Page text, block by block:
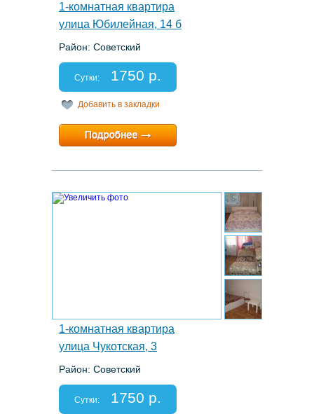
1-комнатная квартира
улица Юбилейная, 14 б
Район: Советский
Спальных мест: 2+2
Отчетные документы: есть
Сутки: 1750 р.
Добавить в закладки
Минимальный срок:1 суток
Расчетный час:12:00
1-комнатная квартира
улица Чукотская, 3
Район: Советский
Спальных мест: 2+2
Отчетные документы: нет
Сутки: 1750 р.